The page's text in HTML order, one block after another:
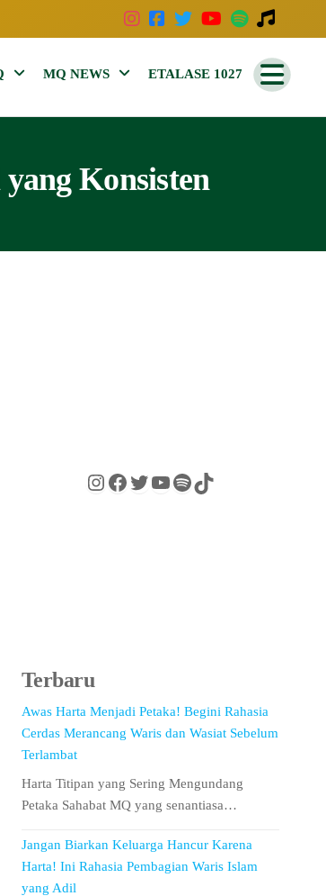
MQ NEWS ETALASE 1027
Konsisten
Terbaru
Awas Harta Menjadi Petaka! Begini Rahasia
Cerdas Merancang Waris dan Wasiat Sebelum
Terlambat
Harta Titipan yang Sering Mengundang
Petaka Sahabat MQ yang senantiasa…
Jangan Biarkan Keluarga Hancur Karena
Harta! Ini Rahasia Pembagian Waris Islam
yang Adil